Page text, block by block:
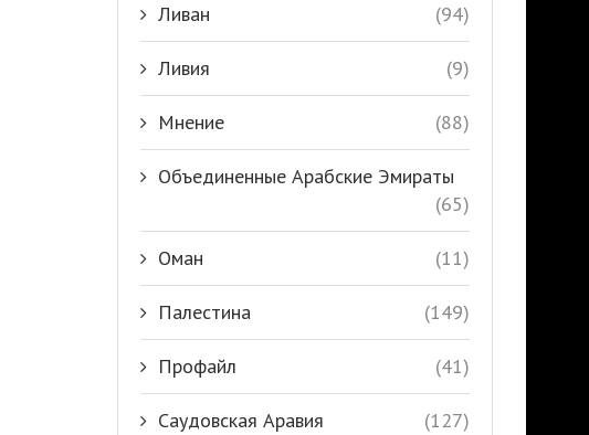
Ливан (94)
Ливия (9)
Мнение (88)
Объединенные Арабские Эмираты
(65)
Оман (11)
Палестина (149)
Профайл (41)
Саудовская Аравия (127)